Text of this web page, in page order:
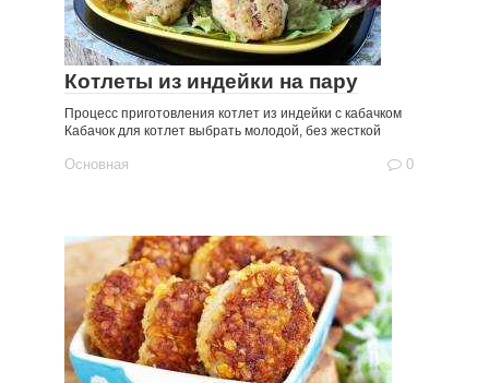
Котлеты из индейки на пару
Процесс приготовления котлет из индейки с кабачком
Кабачок для котлет выбрать молодой, без жесткой
Основная 0